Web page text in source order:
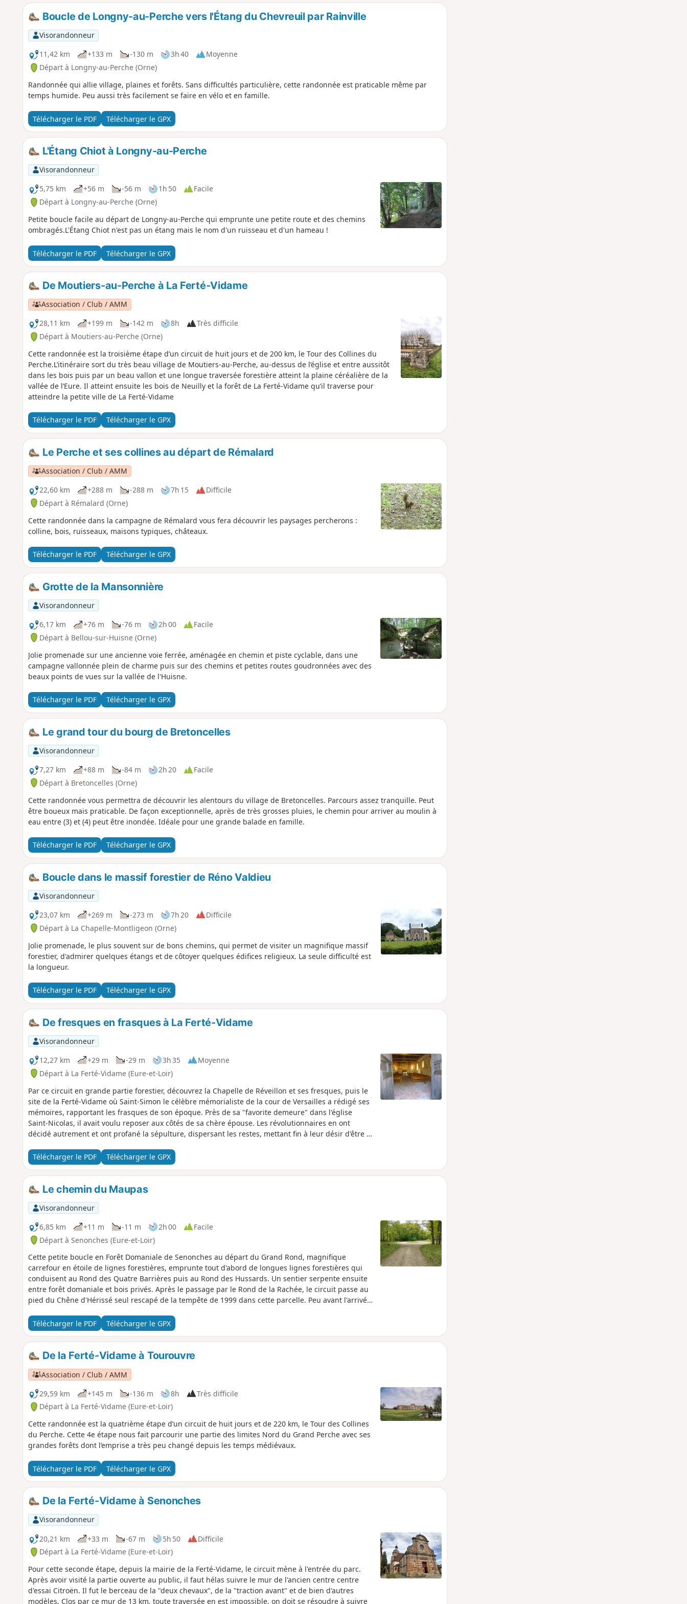
Boucle de Longny-au-Perche vers l'Étang du Chevreuil par Rainville
Visorandonneur
11,42 km
+133 m -130 m 3h 40
Moyenne
Départ à Longny-au-Perche (Orne)
Randonnée qui allie village, plaines et forêts. Sans difficultés particulière, cette randonnée est praticable même par
temps humide. Peu aussi très facilement se faire en vélo et en famille.
Télécharger le PDF Télécharger le GPX
L'Étang Chiot à Longny-au-Perche
Visorandonneur
5,75 km
+56 m -56 m 1h 50
Facile
Départ à Longny-au-Perche (Orne)
Petite boucle facile au départ de Longny-au-Perche qui emprunte une petite route et des chemins
ombragés.L'Étang Chiot n'est pas un étang mais le nom d'un ruisseau et d'un hameau !
Télécharger le PDF Télécharger le GPX
De Moutiers-au-Perche à La Ferté-Vidame
Association / Club / AMM
28,11 km
+199 m -142 m 8h
Très difficile
Départ à Moutiers-au-Perche (Orne)
Cette randonnée est la troisième étape d’un circuit de huit jours et de 200 km, le Tour des Collines du
Perche.L’itinéraire sort du très beau village de Moutiers-au-Perche, au-dessus de l’église et entre aussitôt
dans les bois puis par un beau vallon et une longue traversée forestière atteint la plaine céréalière de la
vallée de l’Eure. Il atteint ensuite les bois de Neuilly et la forêt de La Ferté-Vidame qu’il traverse pour
atteindre la petite ville de La Ferté-Vidame
Télécharger le PDF Télécharger le GPX
Le Perche et ses collines au départ de Rémalard
Association / Club / AMM
22,60 km
+288 m -288 m 7h 15
Difficile
Départ à Rémalard (Orne)
Cette randonnée dans la campagne de Rémalard vous fera découvrir les paysages percherons :
colline, bois, ruisseaux, maisons typiques, châteaux.
Télécharger le PDF Télécharger le GPX
Grotte de la Mansonnière
Visorandonneur
6,17 km
+76 m -76 m 2h 00
Facile
Départ à Bellou-sur-Huisne (Orne)
Jolie promenade sur une ancienne voie ferrée, aménagée en chemin et piste cyclable, dans une
campagne vallonnée plein de charme puis sur des chemins et petites routes goudronnées avec des
beaux points de vues sur la vallée de l'Huisne.
Télécharger le PDF Télécharger le GPX
Le grand tour du bourg de Bretoncelles
Visorandonneur
7,27 km
+88 m -84 m 2h 20
Facile
Départ à Bretoncelles (Orne)
Cette randonnée vous permettra de découvrir les alentours du village de Bretoncelles. Parcours assez tranquille. Peut
être boueux mais praticable. De façon exceptionnelle, après de très grosses pluies, le chemin pour arriver au moulin à
eau entre (3) et (4) peut être inondée. Idéale pour une grande balade en famille.
Télécharger le PDF Télécharger le GPX
Boucle dans le massif forestier de Réno Valdieu
Visorandonneur
23,07 km
+269 m -273 m 7h 20
Difficile
Départ à La Chapelle-Montligeon (Orne)
Jolie promenade, le plus souvent sur de bons chemins, qui permet de visiter un magnifique massif
forestier, d'admirer quelques étangs et de côtoyer quelques édifices religieux. La seule difficulté est
la longueur.
Télécharger le PDF Télécharger le GPX
De fresques en frasques à La Ferté-Vidame
Visorandonneur
12,27 km
+29 m -29 m 3h 35
Moyenne
Départ à La Ferté-Vidame (Eure-et-Loir)
Par ce circuit en grande partie forestier, découvrez la Chapelle de Réveillon et ses fresques, puis le
site de la Ferté-Vidame où Saint-Simon le célèbre mémorialiste de la cour de Versailles a rédigé ses
mémoires, rapportant les frasques de son époque. Près de sa "favorite demeure" dans l'église
Saint-Nicolas, il avait voulu reposer aux côtés de sa chère épouse. Les révolutionnaires en ont
décidé autrement et ont profané la sépulture, dispersant les restes, mettant fin à leur désir d'être à
d'amour déjà romantique à une époque où les unions étaient plutôt convenues. Paradoxalement, le
richissime Marquis de Laborde fit bâtir, sur l'emplacement du château médiéval rasé, un somptueux
palais où il voulait inviter l'élite de son temps et reprendre les frasques que le Duc avait tant
fustigées. La Révolution passa et le Marquis pourtant jadis si puissant y perdit ses biens et sa tête !
Télécharger le PDF Télécharger le GPX
Le chemin du Maupas
Visorandonneur
6,85 km
+11 m -11 m 2h 00
Facile
Départ à Senonches (Eure-et-Loir)
Cette petite boucle en Forêt Domaniale de Senonches au départ du Grand Rond, magnifique
carrefour en étoile de lignes forestières, emprunte tout d'abord de longues lignes forestières qui
conduisent au Rond des Quatre Barrières puis au Rond des Hussards. Un sentier serpente ensuite
entre forêt domaniale et bois privés. Après le passage par le Rond de la Rachée, le circuit passe au
pied du Chêne d'Hérissé seul rescapé de la tempête de 1999 dans cette parcelle. Peu avant l'arrivée,
Télécharger le PDF
Télécharger le GPX
De la Ferté-Vidame à Tourouvre
Association / Club / AMM
29,59 km
+145 m -136 m 8h
Très difficile
Départ à La Ferté-Vidame (Eure-et-Loir)
Cette randonnée est la quatrième étape d’un circuit de huit jours et de 220 km, le Tour des Collines
du Perche. Cette 4e étape nous fait parcourir une partie des limites Nord du Grand Perche avec ses
grandes forêts dont l’emprise a très peu changé depuis les temps médiévaux.
Télécharger le PDF Télécharger le GPX
De la Ferté-Vidame à Senonches
Visorandonneur
20,21 km
+33 m -67 m 5h 50
Difficile
Départ à La Ferté-Vidame (Eure-et-Loir)
Pour cette seconde étape, depuis la mairie de la Ferté-Vidame, le circuit mène à l'entrée du parc.
Après avoir visité la partie ouverte au public, il faut hélas suivre le mur de l'ancien centre centre
d'essai Citroën. Il fut le berceau de la "deux chevaux", de la "traction avant" et de bien d'autres
modèles. Clos par ce mur de 13 km, toute traversée en est impossible, on doit se résoudre à suivre